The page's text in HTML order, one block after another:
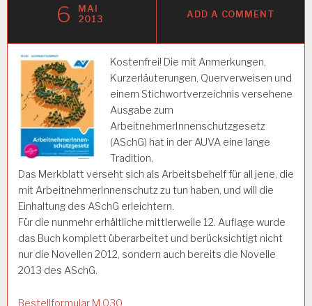
6
MAI
2013
ADD A COMMENT
Kostenfrei! Die mit Anmerkungen,
Kurzerläuterungen, Querverweisen und
einem Stichwortverzeichnis versehene
Ausgabe zum
ArbeitnehmerInnenschutzgesetz
(ASchG) hat in der AUVA eine lange
Tradition.
Das Merkblatt verseht sich als Arbeitsbehelf für all jene, die
mit ArbeitnehmerInnenschutz zu tun haben, und will die
Einhaltung des ASchG erleichtern.
Für die nunmehr erhältliche mittlerweile 12. Auflage wurde
das Buch komplett überarbeitet und berücksichtigt nicht
nur die Novellen 2012, sondern auch bereits die Novelle
2013 des ASchG.
Bestellformular M 030